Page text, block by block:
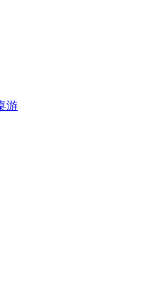
游